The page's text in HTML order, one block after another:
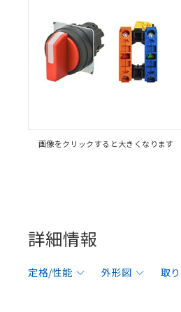
画像をクリックすると大きくなります
詳細情報
定格/性能 外形図 取